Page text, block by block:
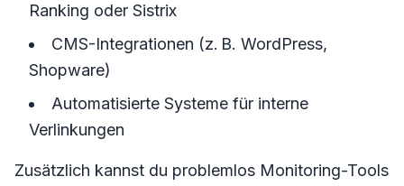
Ranking oder Sistrix
CMS-Integrationen (z. B. WordPress,
Shopware)
Automatisierte Systeme für interne
Verlinkungen
Zusätzlich kannst du problemlos Monitoring-Tools